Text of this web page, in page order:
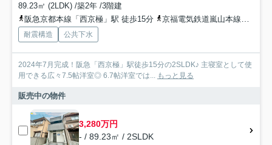
89.23㎡ (2LDK) /築2年 /3階建
阪急京都本線「西京極」駅 徒歩15分
京福電気鉄道嵐山本線「嵐電天神川」駅 徒歩26分
耐震構造 公共下水
2024年7月完成！阪急「西京極」駅徒歩15分の2SLDK♪ 主寝室として使
用できる広々7.5帖洋室◎ 6.7帖洋室では... もっと見る
販売中の物件
3,280万円
- / 89.23㎡ / 2SLDK